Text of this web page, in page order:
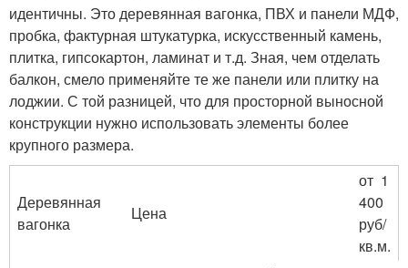
идентичны. Это деревянная вагонка, ПВХ и панели МДФ,
пробка, фактурная штукатурка, искусственный камень,
плитка, гипсокартон, ламинат и т.д. Зная, чем отделать
балкон, смело применяйте те же панели или плитку на
лоджии. С той разницей, что для просторной выносной
конструкции нужно использовать элементы более
крупного размера.
Деревянная
вагонка
Цена
от 1
400
руб/
кв.м.